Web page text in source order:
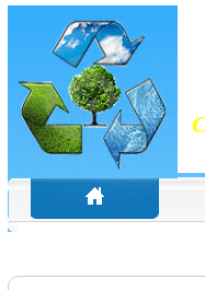
Chuyên cung